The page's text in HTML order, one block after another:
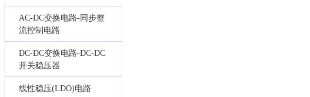
AC-DC变换电路-同步整
流控制电路
DC-DC变换电路-DC-DC
开关稳压器
线性稳压(LDO)电路